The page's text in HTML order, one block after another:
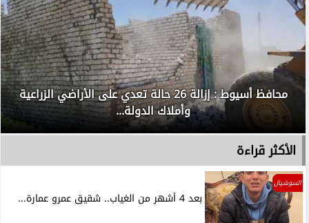
محافظ أسيوط : إزالة 26 حالة تعدي على الأراضي الزراعية
وأملاك الدولة...
الأكثر قراءة
السوشيال
بعد 4 أشهر من الغياب.. شقيق عمرو عمارة...